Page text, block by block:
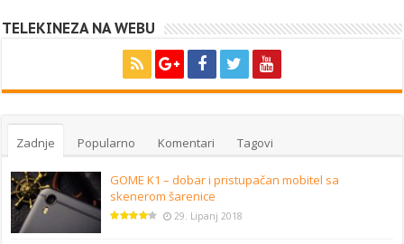
TELEKINEZA NA WEBU
Zadnje Popularno Komentari Tagovi
GOME K1 – dobar i pristupačan mobitel sa
skenerom šarenice
29. Lipanj 2018